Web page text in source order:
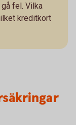
fel. Vilka
kreditkort